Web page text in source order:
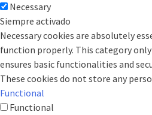
Necessary
Siempre activado
Necessary cookies are absolutely
function properly. This category
ensures basic functionalities and
These cookies do not store any
Functional
Functional